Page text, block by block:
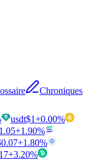
Chroniques
usdt$1+0.00%
1.05+1.90%
0.07+1.80%
+3.20%